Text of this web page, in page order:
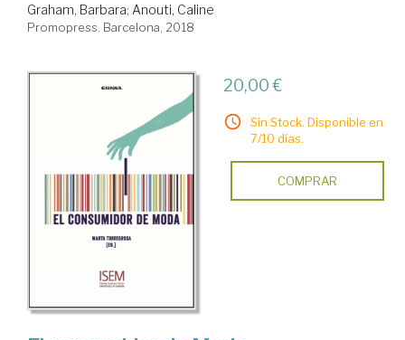
Graham, Barbara; Anouti, Caline
Promopress. Barcelona, 2018
20,00 €
Sin Stock. Disponible en
7/10 días.
COMPRAR